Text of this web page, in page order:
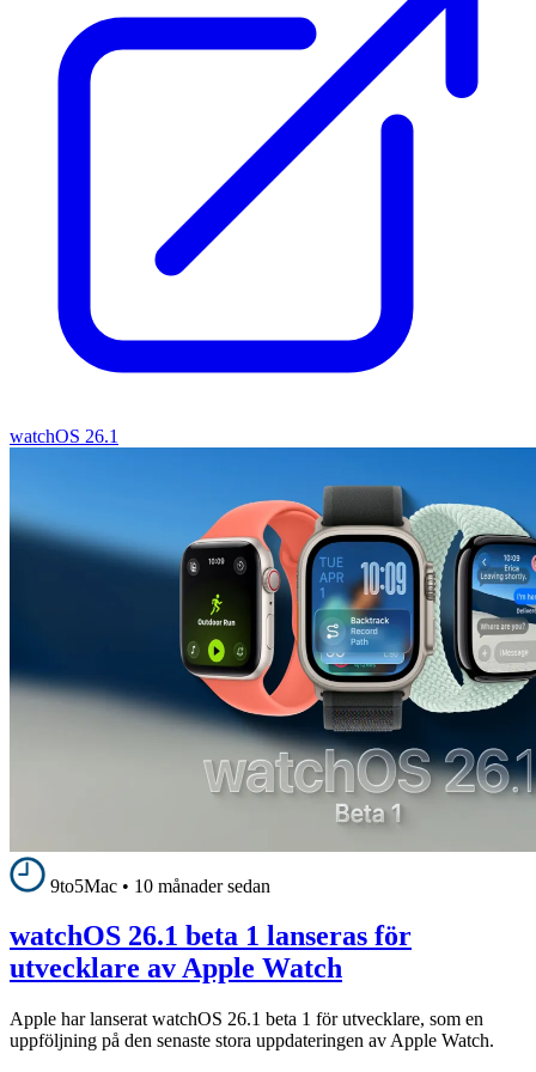
watchOS 26.1
9to5Mac • 10 månader sedan
watchOS 26.1 beta 1 lanseras för
utvecklare av Apple Watch
Apple har lanserat watchOS 26.1 beta 1 för utvecklare, som en
uppföljning på den senaste stora uppdateringen av Apple Watch.